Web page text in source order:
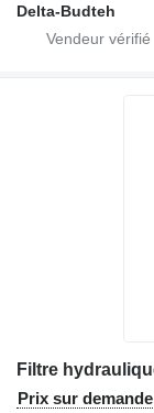
Delta-Budteh
Filtre
Prix sur demande